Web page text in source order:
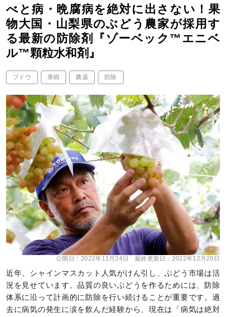
べと病・晩腐病を絶対に出さない！果
物大国・山梨県のぶどう農家が採用す
る最新の防除剤『ゾーベック™エニベ
ル™顆粒水和剤』
ブドウ 果樹 農薬 防除
公開日：2022年11月24日 最終更新日： 2022年12月20日
近年、シャインマスカット人気がけん引し、ぶどう市場は活
況を見せています。品質の良いぶどうを作るためには、防除
体系に沿って計画的に防除を行い続けることが重要です。過
去に病気の発生に涙を飲んだ経験から、現在は「病気は絶対